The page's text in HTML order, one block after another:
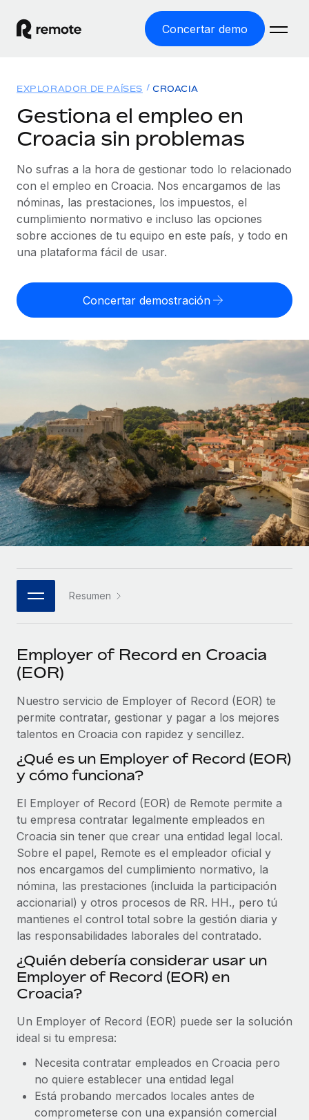
Concertar demo
EMPLEO GLOBAL
Nómina global
Gestiona las nóminas de forma sencilla y conforme a la
legalidad.
Employer of Record
Expándete en todo el mundo sin gastar en entidades.
cumpliendo la normativa.
Integra y gestiona a autónomos globalmente.
INFRAESTRUCTURA
Conexión Remote
Integra los RR. HH. en tus flujos de trabajo sin
complicaciones.
Plataforma
Funciones esenciales de RR. HH. integradas para tu
Conectar
Conecta cualquier herramienta de IA con Remote
Optimiza los procesos con herramientas empresariales
esenciales.
SERVICIOS
Pregunta a un experto
Obtén ayuda de gente experta en RR. HH. globales
y cumplimiento normativo.
Comprobaciones de antecedentes
Simplifica los procesos de cribado de candidatos.
Cumplimiento normativo
Adelántate a los riesgos de cumplimiento
normativo.
Gestión de dispositivos
Proporciona dispositivos tecnológicos y contrólalos
en todo el mundo.
Apertura de entidades
Movilidad y reubicación
Prestaciones
Gestiona las prestaciones de los empleados sin
complicaciones.
Soluciones
COBERTURA MUNDIAL
Explorador de países
Consulta el soporte del empleo global según el país.
Explorador estatal de EE. UU.
Simplifica la contratación en todos los estados de EE.
Comparador de Remote
Compáranos con otras empresas.
ETAPAS DE CRECIMIENTO
Soluciones ágiles de RR. HH. globales y nóminas para
empresas en crecimiento.
Mediana empresa
Amplía tu equipo con soluciones de RR. HH.
personalizadas.
Empresa
RR. HH. globales para grandes empresas.
ASOCIARSE
Socios tecnológicos estratégicos
Integra la gestión de los RR. HH. globales en tu
Asociarse
Descubre oportunidades de colaborar con nosotros.
Remote Build
Próximamente
Consultoría de integraciones y automatización con IA.
CASOS PRÁCTICOS
Recursos
HERRAMIENTAS Y CALCULADORAS
Calculadora del riesgo de clasificación errónea
Consulta el riesgo de clasificación errónea por país.
cualquier país.
Descubre opciones de divisas y tiempos de pago para
APRENDIZAJE CON REMOTE
Guías y recursos
Casos prácticos
Glosario de RR. HH.
Listas de verificación y plantillas
Biblioteca de descripciones de puestos
Webinarios
Información sobre salarios y talento
Obtén ayuda
Nómina global
EOR y PEO
Contractor Management
Impuestos
Explora el blog
BLOG
Integraciones con Gusto y Xero y Contractor
Management Plus
La misión de Remote sigue siendo ayudar a empresas de
todos los tamaños a contratar, gestionar y...
Más información
Precios
English
Nederlands
Español
Italiano
Português (Portugal)
日本語
한국어
中文（简体）
EXPLORADOR DE PAÍSES CROACIA
Gestiona el empleo en
Croacia sin problemas
No sufras a la hora de gestionar todo lo relacionado
con el empleo en Croacia. Nos encargamos de las
nóminas, las prestaciones, los impuestos, el
cumplimiento normativo e incluso las opciones
sobre acciones de tu equipo en este país, y todo en
una plataforma fácil de usar.
Concertar demostración
Resumen
Employer of Record en Croacia
(EOR)
Nuestro servicio de Employer of Record (EOR) te
permite contratar, gestionar y pagar a los mejores
talentos en Croacia con rapidez y sencillez.
¿Qué es un Employer of Record (EOR)
y cómo funciona?
El Employer of Record (EOR) de Remote permite a
tu empresa contratar legalmente empleados en
Croacia sin tener que crear una entidad legal local.
Sobre el papel, Remote es el empleador oficial y
nos encargamos del cumplimiento normativo, la
nómina, las prestaciones (incluida la participación
accionarial) y otros procesos de RR. HH., pero tú
mantienes el control total sobre la gestión diaria y
las responsabilidades laborales del contratado.
¿Quién debería considerar usar un
Employer of Record (EOR) en
Croacia?
Un Employer of Record (EOR) puede ser la solución
ideal si tu empresa:
Necesita contratar empleados en Croacia pero
no quiere establecer una entidad legal
Está probando mercados locales antes de
comprometerse con una expansión comercial